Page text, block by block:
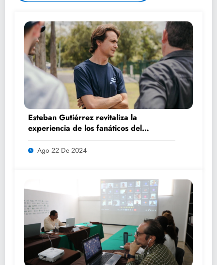
Esteban Gutiérrez revitaliza la
experiencia de los fanáticos del
automovilismo con DRIVER 1
Ago 22 De 2024